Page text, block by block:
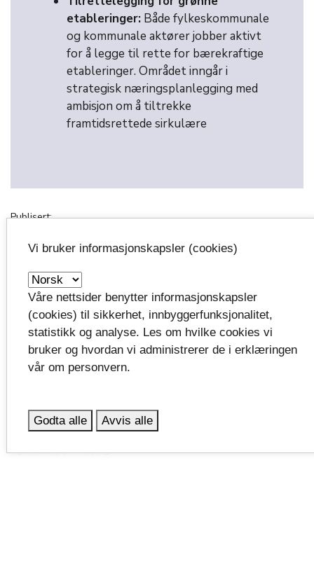
etableringer: Både fylkeskommunale
og kommunale aktører jobber aktivt
for å legge til rette for bærekraftige
etableringer. Området inngår i
strategisk næringsplanlegging med
ambisjon om å tiltrekke
framtidsrettede sirkulære
Publisert:
19.06.2026 kl.12:55
Vi bruker informasjonskapsler (cookies)
Våre nettsider benytter informasjonskapsler
(cookies) til sikkerhet, innbyggerfunksjonalitet,
statistikk og analyse. Les om hvilke cookies vi
bruker og hvordan vi administrerer de i erklæringen
vår om personvern.
Godta alle Avvis alle